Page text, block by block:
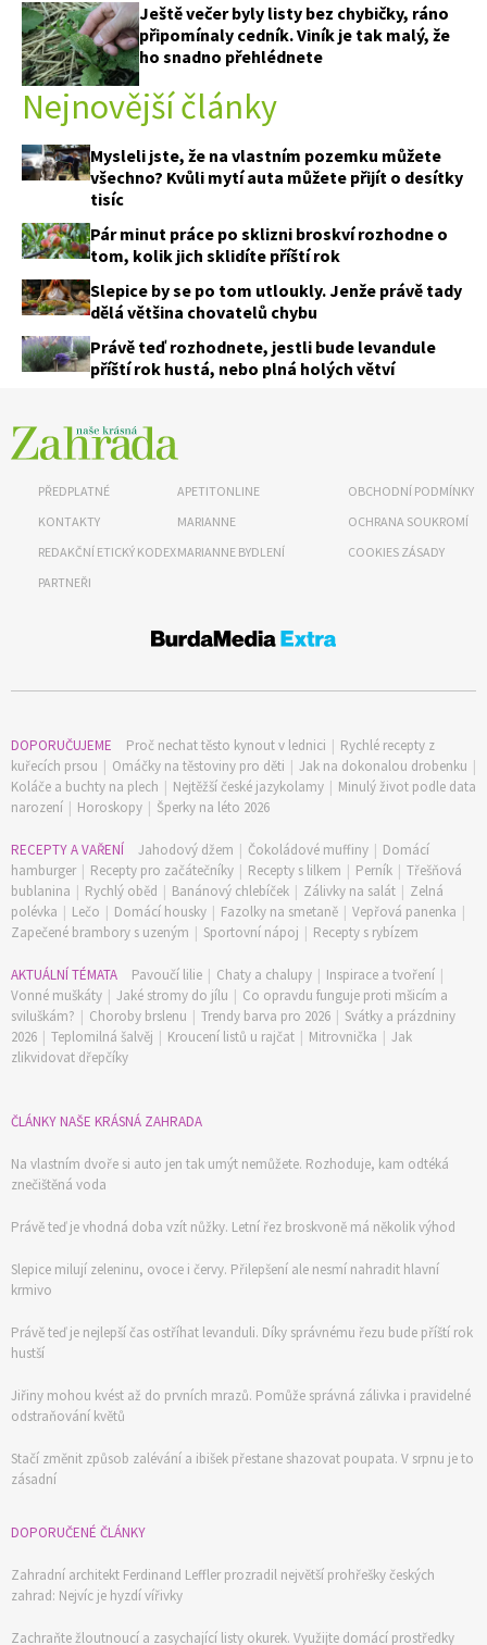
Ještě večer byly listy bez chybičky, ráno
připomínaly cedník. Viník je tak malý, že
ho snadno přehlédnete
Nejnovější články
Mysleli jste, že na vlastním pozemku můžete
všechno? Kvůli mytí auta můžete přijít o desítky
tisíc
Pár minut práce po sklizni broskví rozhodne o
tom, kolik jich sklidíte příští rok
Slepice by se po tom utloukly. Jenže právě tady
dělá většina chovatelů chybu
Právě teď rozhodnete, jestli bude levandule
příští rok hustá, nebo plná holých větví
PŘEDPLATNÉ
KONTAKTY
REDAKČNÍ ETICKÝ KODEX
PARTNEŘI
APETITONLINE
MARIANNE
MARIANNE BYDLENÍ
OBCHODNÍ PODMÍNKY
OCHRANA SOUKROMÍ
COOKIES ZÁSADY
DOPORUČUJEME Proč nechat těsto kynout v lednici | Rychlé recepty z
kuřecích prsou | Omáčky na těstoviny pro děti | Jak na dokonalou drobenku |
Koláče a buchty na plech | Nejtěžší české jazykolamy | Minulý život podle data
narození | Horoskopy | Šperky na léto 2026
RECEPTY A VAŘENÍ Jahodový džem | Čokoládové muffiny | Domácí
hamburger | Recepty pro začátečníky | Recepty s lilkem | Perník | Třešňová
bublanina | Rychlý oběd | Banánový chlebíček | Zálivky na salát | Zelná
polévka | Lečo | Domácí housky | Fazolky na smetaně | Vepřová panenka |
Zapečené brambory s uzeným | Sportovní nápoj | Recepty s rybízem
AKTUÁLNÍ TÉMATA Pavoučí lilie | Chaty a chalupy | Inspirace a tvoření |
Vonné muškáty | Jaké stromy do jílu | Co opravdu funguje proti mšicím a
sviluškám? | Choroby brslenu | Trendy barva pro 2026 | Svátky a prázdniny
2026 | Teplomilná šalvěj | Kroucení listů u rajčat | Mitrovnička | Jak
zlikvidovat dřepčíky
ČLÁNKY NAŠE KRÁSNÁ ZAHRADA
Na vlastním dvoře si auto jen tak umýt nemůžete. Rozhoduje, kam odtéká
znečištěná voda
Právě teď je vhodná doba vzít nůžky. Letní řez broskvoně má několik výhod
Slepice milují zeleninu, ovoce i červy. Přilepšení ale nesmí nahradit hlavní
krmivo
Právě teď je nejlepší čas ostříhat levanduli. Díky správnému řezu bude příští rok
hustší
Jiřiny mohou kvést až do prvních mrazů. Pomůže správná zálivka i pravidelné
odstraňování květů
Stačí změnit způsob zalévání a ibišek přestane shazovat poupata. V srpnu je to
zásadní
DOPORUČENÉ ČLÁNKY
Zahradní architekt Ferdinand Leffler prozradil největší prohřešky českých
zahrad: Nejvíc je hyzdí vířivky
Zachraňte žloutnoucí a zasychající listy okurek. Využijte domácí prostředky